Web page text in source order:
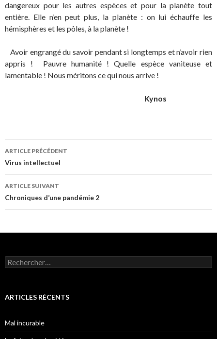
dangereux pour les autres espèces et pour la planète tout
entière. Elle n’en peut plus, la planète : on lui échauffe les
hémisphères et les pôles, à la planète !
Avoir engrangé du savoir pendant si longtemps et n’avoir rien
appris ! Pauvre humanité ! Quelle espèce vaniteuse et
lamentable ! Nous méritons ce qui nous arrive !
Kynos
Navigation
de
l’article
ARTICLE PRÉCÉDENT
Virus intellectuel
ARTICLE SUIVANT
Chroniques d’une pandémie 2
Rechercher :
ARTICLES RÉCENTS
Mal incurable